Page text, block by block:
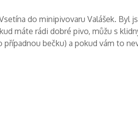
do minipivovaru Valášek. Byl
máte rádi dobré pivo, můžu s
bečku) a pokud vám to